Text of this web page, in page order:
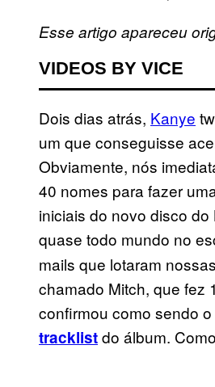
Esse artigo apareceu
VIDEOS BY VICE
Dois dias atrás, Kanye
um que conseguisse
Obviamente, nós
40 nomes para fazer
iniciais do novo disco do
quase todo mundo no
mails que lotaram
chamado Mitch, que fez
confirmou como sendo
tracklistdo álbum.